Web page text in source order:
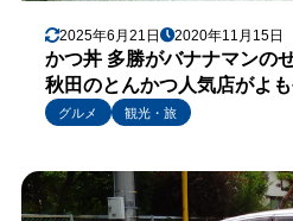
2025年6月21日 2020年11月15日
かつ丼 多勝がバナナマンの
秋田のとんかつ人気店がよ
グルメ
観光・旅